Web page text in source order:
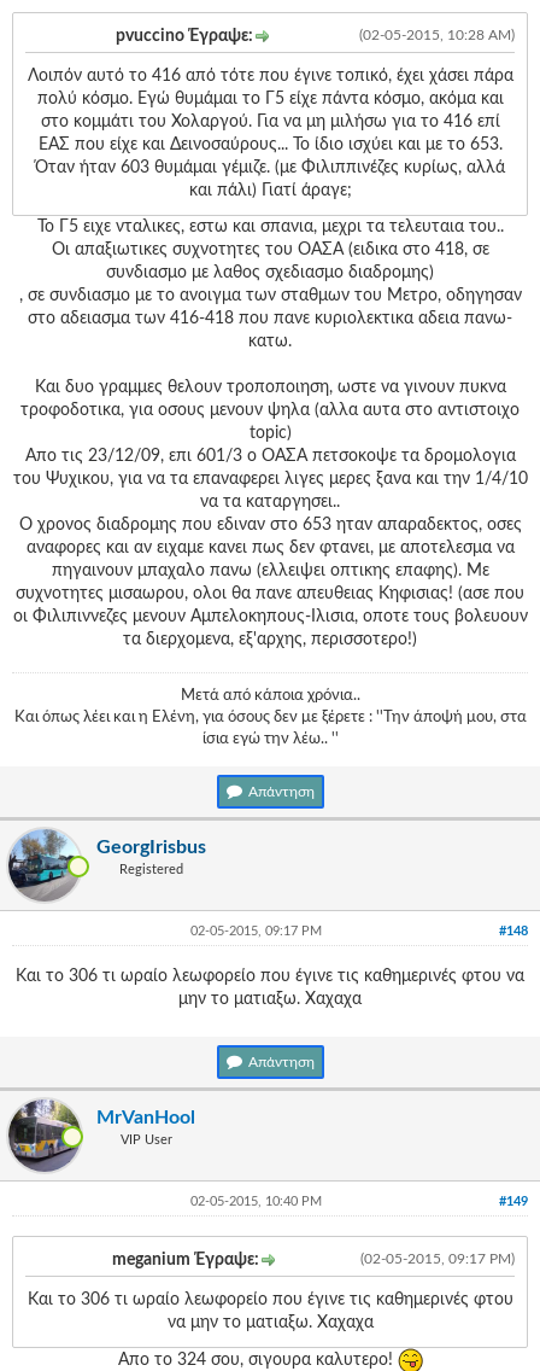
(02-05-2015, 10:28 AM)
pvuccino Έγραψε:
Λοιπόν αυτό το 416 από τότε που έγινε τοπικό, έχει χάσει πάρα
πολύ κόσμο. Εγώ θυμάμαι το Γ5 είχε πάντα κόσμο, ακόμα και
στο κομμάτι του Χολαργού. Για να μη μιλήσω για το 416 επί
ΕΑΣ που είχε και Δεινοσαύρους... Το ίδιο ισχύει και με το 653.
Όταν ήταν 603 θυμάμαι γέμιζε. (με Φιλιππινέζες κυρίως, αλλά
και πάλι) Γιατί άραγε;
Το Γ5 ειχε νταλικες, εστω και σπανια, μεχρι τα τελευταια του..
Οι απαξιωτικες συχνοτητες του ΟΑΣΑ (ειδικα στο 418, σε
συνδιασμο με λαθος σχεδιασμο διαδρομης)
, σε συνδιασμο με το ανοιγμα των σταθμων του Μετρο, οδηγησαν
στο αδειασμα των 416-418 που πανε κυριολεκτικα αδεια πανω-
κατω.
Και δυο γραμμες θελουν τροποποιηση, ωστε να γινουν πυκνα
τροφοδοτικα, για οσους μενουν ψηλα (αλλα αυτα στο αντιστοιχο
topic)
Απο τις 23/12/09, επι 601/3 ο ΟΑΣΑ πετσοκοψε τα δρομολογια
του Ψυχικου, για να τα επαναφερει λιγες μερες ξανα και την 1/4/10
να τα καταργησει..
Ο χρονος διαδρομης που εδιναν στο 653 ηταν απαραδεκτος, οσες
αναφορες και αν ειχαμε κανει πως δεν φτανει, με αποτελεσμα να
πηγαινουν μπαχαλο πανω (ελλειψει οπτικης επαφης). Με
συχνοτητες μισαωρου, ολοι θα πανε απευθειας Κηφισιας! (ασε που
οι Φιλιπιννεζες μενουν Αμπελοκηπους-Ιλισια, οποτε τους βολευουν
τα διερχομενα, εξ'αρχης, περισσοτερο!)
Μετά από κάποια χρόνια..
Και όπως λέει και η Ελένη, για όσους δεν με ξέρετε : ''Την άποψή μου, στα
ίσια εγώ την λέω.. ''
Απάντηση
GeorgIrisbus
Registered
#148
02-05-2015, 09:17 PM
Και το 306 τι ωραίο λεωφορείο που έγινε τις καθημερινές φτου να
μην το ματιαξω. Χαχαχα
Απάντηση
MrVanHool
VIP User
#149
02-05-2015, 10:40 PM
(02-05-2015, 09:17 PM)
meganium Έγραψε:
Και το 306 τι ωραίο λεωφορείο που έγινε τις καθημερινές φτου
να μην το ματιαξω. Χαχαχα
Απο το 324 σου, σιγουρα καλυτερο!